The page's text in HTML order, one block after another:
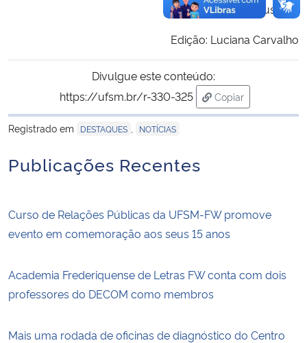
Texto: Igor Mussolin
Edição: Luciana Carvalho
Divulgue este conteúdo:
https://ufsm.br/r-330-325
Copiar
para área de
Registrado em
DESTAQUES NOTÍCIAS
Publicações Recentes
Curso de Relações Públicas da UFSM-FW promove
evento em comemoração aos seus 15 anos
Academia Frederiquense de Letras FW conta com dois
professores do DECOM como membros
Mais uma rodada de oficinas de diagnóstico do Centro